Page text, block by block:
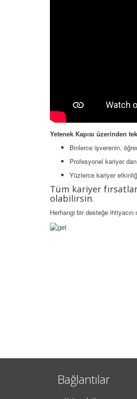
Yetenek Kapısı üzerinden
Binlerce işverenin,
Profesyonel kariyer
Yüzlerce kariyer
Tüm kariyer
olabilirsin.
Herhangi bir desteğe ihtiyacın
Bağlantılar